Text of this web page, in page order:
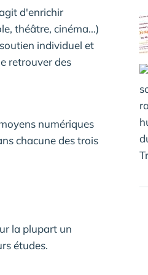
d'enrichir
théâtre, cinéma...)
individuel et
retrouver des
numériques
chacune des trois
la plupart un
études.